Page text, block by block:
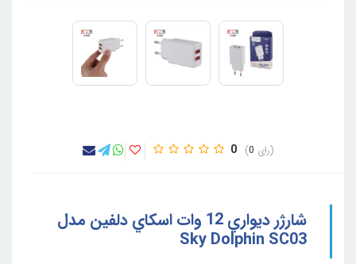
0 0
شارژر ديواري 12 وات اسکاي دلفين مدل
Sky Dolphin SC03